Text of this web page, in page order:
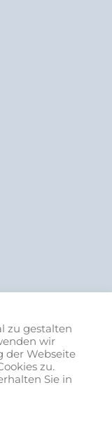
of the ARCA Flow
zu gestalten
wir
der Webseite
zu.
Sie in